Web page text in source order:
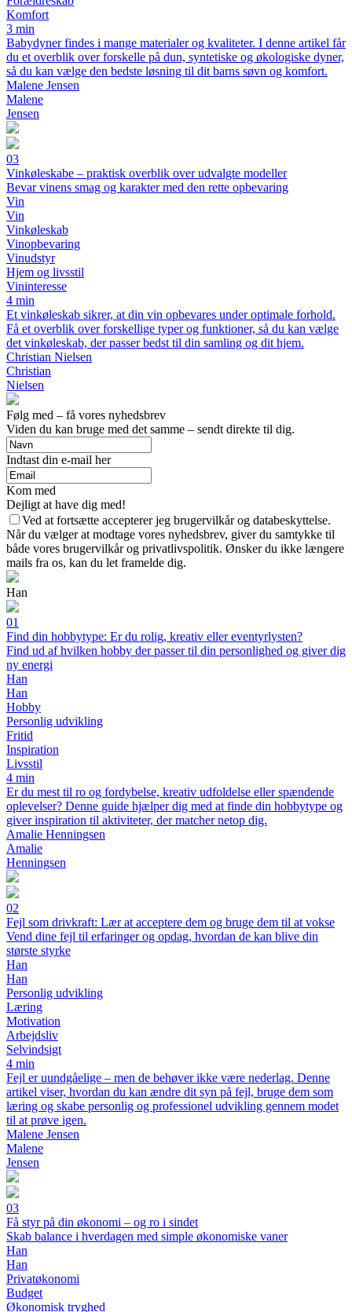
Komfort
3 min
Babydyner findes i mange materialer og kvaliteter. I denne artikel får
du et overblik over forskelle på dun, syntetiske og økologiske dyner,
så du kan vælge den bedste løsning til dit barns søvn og komfort.
Malene Jensen
Malene
Jensen
03
Vinkøleskabe – praktisk overblik over udvalgte modeller
Bevar vinens smag og karakter med den rette opbevaring
Vin
Vin
Vinkøleskab
Vinopbevaring
Vinudstyr
Hjem og livsstil
Vininteresse
4 min
Et vinkøleskab sikrer, at din vin opbevares under optimale forhold.
Få et overblik over forskellige typer og funktioner, så du kan vælge
det vinkøleskab, der passer bedst til din samling og dit hjem.
Christian Nielsen
Christian
Nielsen
Følg med – få vores nyhedsbrev
Viden du kan bruge med det samme – sendt direkte til dig.
Indtast din e-mail her
Kom med
Dejligt at have dig med!
Ved at fortsætte accepterer jeg brugervilkår og databeskyttelse.
Når du vælger at modtage vores nyhedsbrev, giver du samtykke til
både vores brugervilkår og privatlivspolitik. Ønsker du ikke længere
mails fra os, kan du let framelde dig.
Han
01
Find din hobbytype: Er du rolig, kreativ eller eventyrlysten?
Find ud af hvilken hobby der passer til din personlighed og giver dig
ny energi
Han
Han
Hobby
Personlig udvikling
Fritid
Inspiration
Livsstil
4 min
Er du mest til ro og fordybelse, kreativ udfoldelse eller spændende
oplevelser? Denne guide hjælper dig med at finde din hobbytype og
giver inspiration til aktiviteter, der matcher netop dig.
Amalie Henningsen
Amalie
Henningsen
02
Fejl som drivkraft: Lær at acceptere dem og bruge dem til at vokse
Vend dine fejl til erfaringer og opdag, hvordan de kan blive din
største styrke
Han
Han
Personlig udvikling
Læring
Motivation
Arbejdsliv
Selvindsigt
4 min
Fejl er uundgåelige – men de behøver ikke være nederlag. Denne
artikel viser, hvordan du kan ændre dit syn på fejl, bruge dem som
læring og skabe personlig og professionel udvikling gennem modet
til at prøve igen.
Malene Jensen
Malene
Jensen
03
Få styr på din økonomi – og ro i sindet
Skab balance i hverdagen med simple økonomiske vaner
Han
Han
Privatøkonomi
Budget
Økonomisk tryghed